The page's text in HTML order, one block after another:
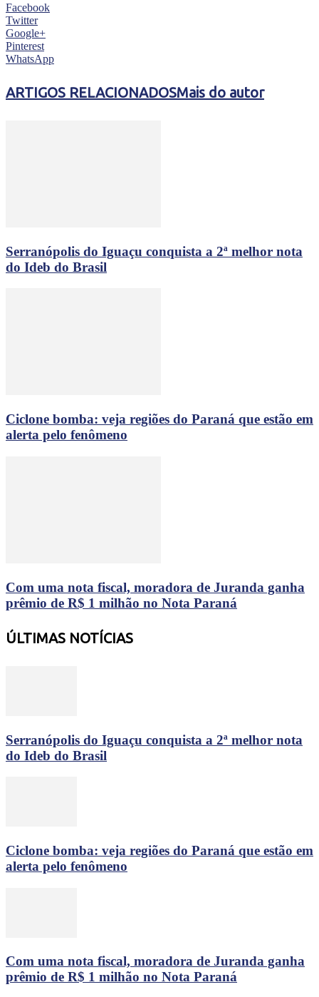
Facebook
Twitter
Google+
Pinterest
WhatsApp
ARTIGOS RELACIONADOSMais do autor
Serranópolis do Iguaçu conquista a 2ª melhor nota
do Ideb do Brasil
Ciclone bomba: veja regiões do Paraná que estão em
alerta pelo fenômeno
Com uma nota fiscal, moradora de Juranda ganha
prêmio de R$ 1 milhão no Nota Paraná
ÚLTIMAS NOTÍCIAS
Serranópolis do Iguaçu conquista a 2ª melhor nota
do Ideb do Brasil
Ciclone bomba: veja regiões do Paraná que estão em
alerta pelo fenômeno
Com uma nota fiscal, moradora de Juranda ganha
prêmio de R$ 1 milhão no Nota Paraná